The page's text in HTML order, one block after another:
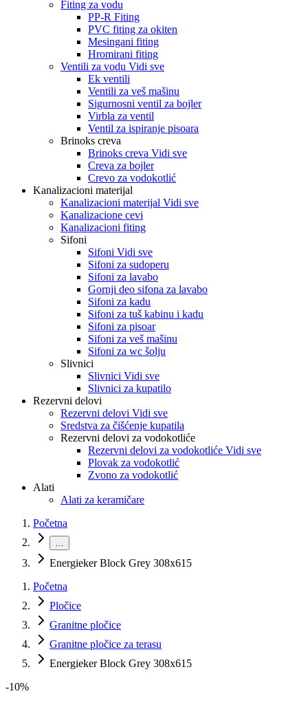
Fiting za vodu
PP-R Fiting
PVC fiting za okiten
Mesingani fiting
Hromirani fiting
Ventili za vodu Vidi sve
Ek ventili
Ventili za veš mašinu
Sigurnosni ventil za bojler
Virbla za ventil
Ventil za ispiranje pisoara
Brinoks creva
Brinoks creva Vidi sve
Creva za bojler
Crevo za vodokotlić
Kanalizacioni materijal
Kanalizacioni materijal Vidi sve
Kanalizacione cevi
Kanalizacioni fiting
Sifoni
Sifoni Vidi sve
Sifoni za sudoperu
Sifoni za lavabo
Gornji deo sifona za lavabo
Sifoni za kadu
Sifoni za tuš kabinu i kadu
Sifoni za pisoar
Sifoni za veš mašinu
Sifoni za wc šolju
Slivnici
Slivnici Vidi sve
Slivnici za kupatilo
Rezervni delovi
Rezervni delovi Vidi sve
Sredstva za čišćenje kupatila
Rezervni delovi za vodokotliće
Rezervni delovi za vodokotliće Vidi sve
Plovak za vodokotlić
Zvono za vodokotlić
Alati
Alati za keramičare
Početna
…
Energieker Block Grey 308x615
Početna
Pločice
Granitne pločice
Granitne pločice za terasu
Energieker Block Grey 308x615
-10%